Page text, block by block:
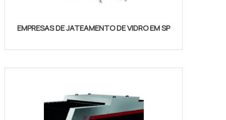
EMPRESAS DE JATEAMENTO DE VIDRO EM SP